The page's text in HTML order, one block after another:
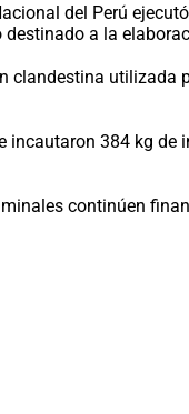
del Perú
a la
utilizada
incautaron 384 kg
continúen